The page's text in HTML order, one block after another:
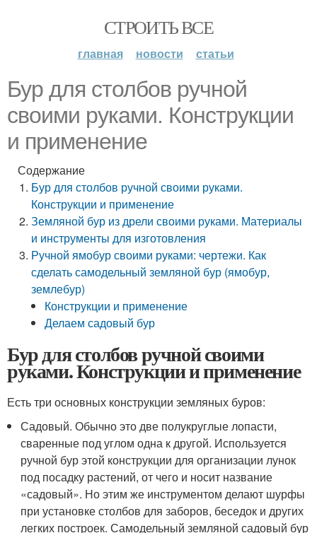
СТРОИТЬ ВСЕ
главная новости статьи
Бур для столбов ручной
своими руками. Конструкции
и применение
Содержание
Бур для столбов ручной своими руками.
Конструкции и применение
Земляной бур из дрели своими руками. Материалы
и инструменты для изготовления
Ручной ямобур своими руками: чертежи. Как
сделать самодельный земляной бур (ямобур,
землебур)
Конструкции и применение
Делаем садовый бур
Бур для столбов ручной своими
руками. Конструкции и применение
Есть три основных конструкции земляных буров:
Садовый. Обычно это две полукруглые лопасти,
сваренные под углом одна к другой. Используется
ручной бур этой конструкции для организации лунок
под посадку растений, от чего и носит название
«садовый». Но этим же инструментом делают шурфы
при установке столбов для заборов, беседок и других
легких построек. Самодельный земляной садовый бур